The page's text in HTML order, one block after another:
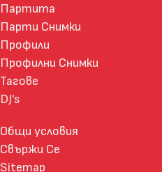
Партита
Парти Снимки
Профили
Профилни Снимки
Тагове
DJ's
Общи условия
Свържи Се
Sitemap